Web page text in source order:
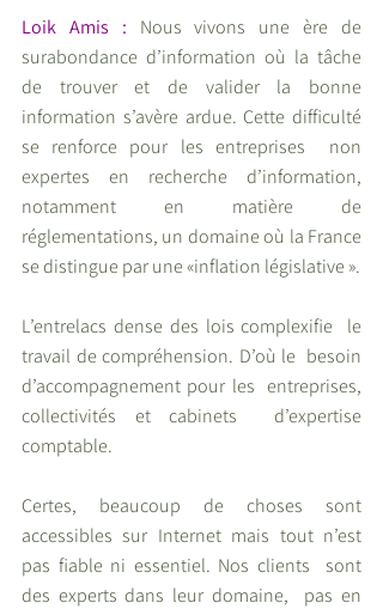
Loik Amis : Nous vivons une ère de
surabondance d’information où la tâche
de trouver et de valider la bonne
information s’avère ardue. Cette difficulté
se renforce pour les entreprises  non
expertes en recherche d’information,
notamment en matière de
réglementations, un domaine où la France
L’entrelacs dense des lois complexifie  le
travail de compréhension. D’où le  besoin
d’accompagnement pour les  entreprises,
collectivités et cabinets  d’expertise
comptable.
Certes, beaucoup de choses sont
accessibles sur Internet mais tout n’est
pas fiable ni essentiel. Nos clients  sont
des experts dans leur domaine,  pas en